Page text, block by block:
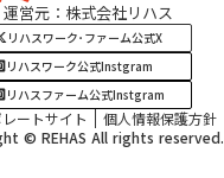
ア
運営元：株式会社リハス
リハスワーク･ファーム公式X
リハスワーク公式Instgram
リハスファーム公式Instgram
ートサイト
個人情報保護方針
© REHAS All rights reserved.